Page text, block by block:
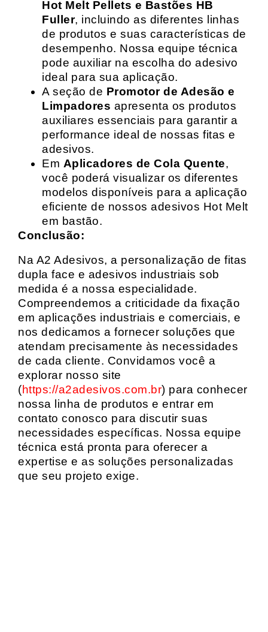
Hot Melt Pellets e Bastões HB
Fuller, incluindo as diferentes linhas
de produtos e suas características de
desempenho. Nossa equipe técnica
pode auxiliar na escolha do adesivo
ideal para sua aplicação.
A seção de Promotor de Adesão e
Limpadores apresenta os produtos
auxiliares essenciais para garantir a
performance ideal de nossas fitas e
adesivos.
Em Aplicadores de Cola Quente,
você poderá visualizar os diferentes
modelos disponíveis para a aplicação
eficiente de nossos adesivos Hot Melt
em bastão.
Conclusão:
Na A2 Adesivos, a personalização de fitas
dupla face e adesivos industriais sob
medida é a nossa especialidade.
Compreendemos a criticidade da fixação
em aplicações industriais e comerciais, e
nos dedicamos a fornecer soluções que
atendam precisamente às necessidades
de cada cliente. Convidamos você a
explorar nosso site
(https://a2adesivos.com.br) para conhecer
nossa linha de produtos e entrar em
contato conosco para discutir suas
necessidades específicas. Nossa equipe
técnica está pronta para oferecer a
expertise e as soluções personalizadas
que seu projeto exige.